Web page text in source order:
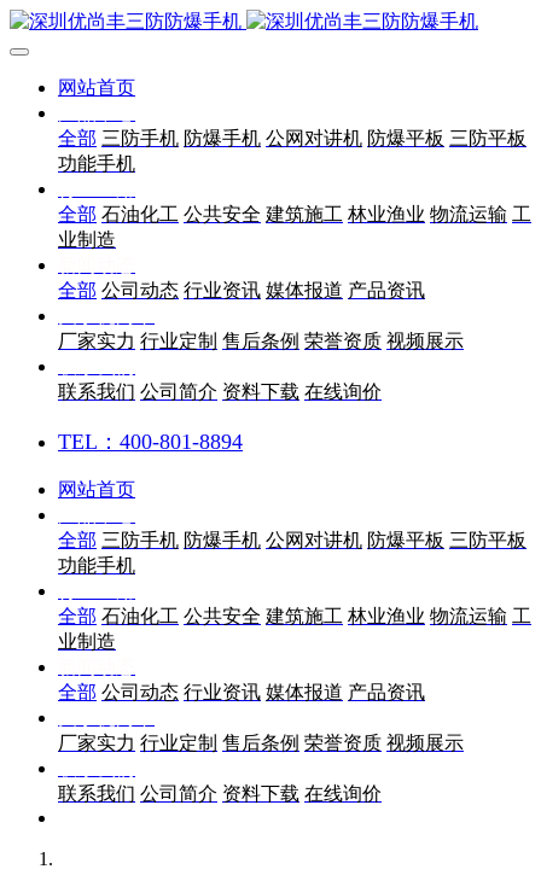
网站首页
全部 三防手机 防爆手机 公网对讲机 防爆平板 三防平板
功能手机
全部 石油化工 公共安全 建筑施工 林业渔业 物流运输 工
业制造
全部 公司动态 行业资讯 媒体报道 产品资讯
厂家实力 行业定制 售后条例 荣誉资质 视频展示
联系我们 公司简介 资料下载 在线询价
TEL：400-801-8894
网站首页
全部 三防手机 防爆手机 公网对讲机 防爆平板 三防平板
功能手机
全部 石油化工 公共安全 建筑施工 林业渔业 物流运输 工
业制造
全部 公司动态 行业资讯 媒体报道 产品资讯
厂家实力 行业定制 售后条例 荣誉资质 视频展示
联系我们 公司简介 资料下载 在线询价